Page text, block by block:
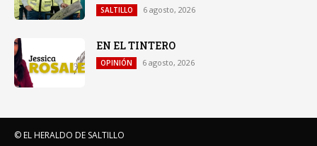
SALTILLO 6 agosto, 2026
EN EL TINTERO
OPINIÓN 6 agosto, 2026
© EL HERALDO DE SALTILLO